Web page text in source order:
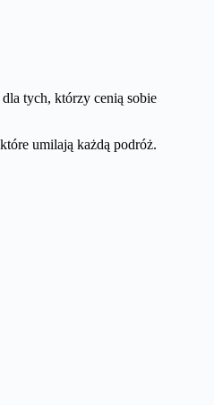
tych, którzy cenią sobie
umilają każdą podróż.